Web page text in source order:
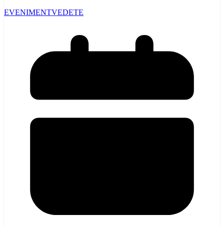
EVENIMENTVEDETE